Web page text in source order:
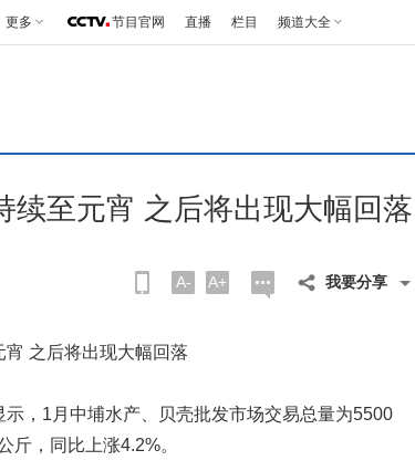
更多 节目官网 直播 栏目 频道大全
续至元宵 之后将出现大幅回落
A- A+ 我要分享
之后将出现大幅回落
1月中埔水产、贝壳批发市场交易总量为5500
斤，同比上涨4.2%。